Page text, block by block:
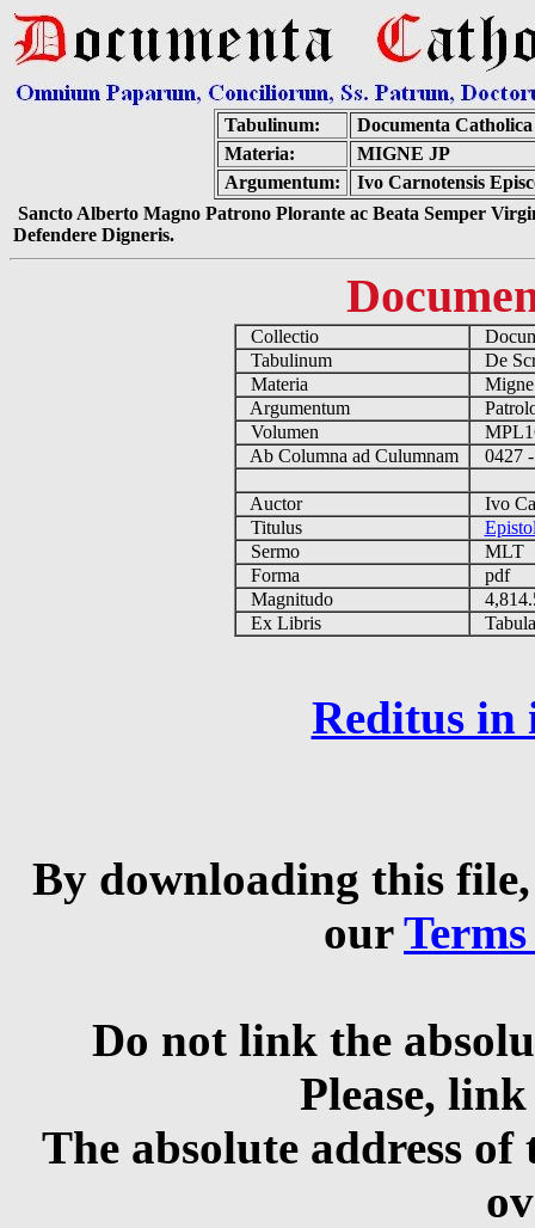
Tabulinum:
Documenta
Materia:
MIGNE JP
Argumentum:
Ivo Carnotensis
Sancto Alberto Magno Patrono Plorante ac Beata Semper
Defendere Digneris.
Collectio
Tabulinum
De
Materia
Argumentum
Volumen
Ab Columna ad Culumnam
0427
Auctor
Ivo
Titulus
Sermo
MLT
Forma
pdf
Magnitudo
Ex Libris
Reditus in
By downloading this
our
Do not link the
Please,
The absolute address